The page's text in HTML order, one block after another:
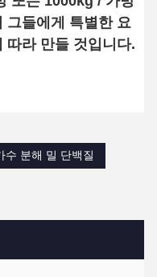
그들에게 특별한 요
따라 만들 것입니다.
수 분해 밀 단백질